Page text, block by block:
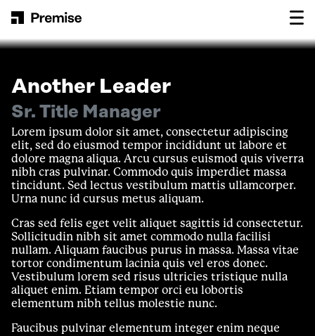
Main Navigation
Another Leader
Sr. Title Manager
Lorem ipsum dolor sit amet, consectetur adipiscing
elit, sed do eiusmod tempor incididunt ut labore et
dolore magna aliqua. Arcu cursus euismod quis viverra
nibh cras pulvinar. Commodo quis imperdiet massa
tincidunt. Sed lectus vestibulum mattis ullamcorper.
Urna nunc id cursus metus aliquam.
Cras sed felis eget velit aliquet sagittis id consectetur.
Sollicitudin nibh sit amet commodo nulla facilisi
nullam. Aliquam faucibus purus in massa. Massa vitae
tortor condimentum lacinia quis vel eros donec.
Vestibulum lorem sed risus ultricies tristique nulla
aliquet enim. Etiam tempor orci eu lobortis
elementum nibh tellus molestie nunc.
Faucibus pulvinar elementum integer enim neque